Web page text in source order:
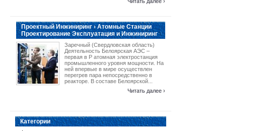
Проектный Инжиниринг › Атомные Станции
Проектирование Эксплуатация и Инжиниринг
Заречный (Свердловская область)
Деятельность Белоярская АЭС –
первая в Р атомная электростанция
промышленного уровня мощности. На
ней впервые в мире осуществлен
перегрев пара непосредственно в
реакторе. В составе Белоярской...
Читать далее ›
Категории